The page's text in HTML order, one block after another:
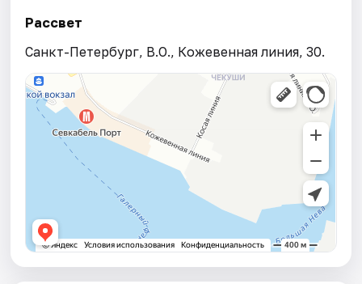
Рассвет
Санкт-Петербург, В.О., Кожевенная линия, 30.